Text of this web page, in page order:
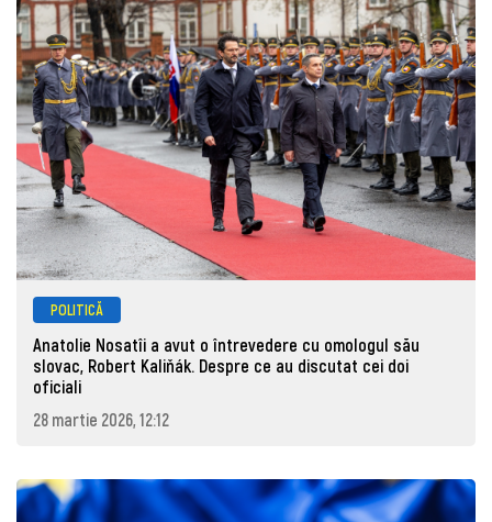
POLITICĂ
Anatolie Nosatîi a avut o întrevedere cu omologul său
slovac, Robert Kaliňák. Despre ce au discutat cei doi
oficiali
28 martie 2026, 12:12